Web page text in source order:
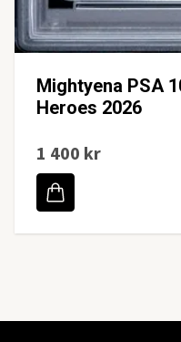
Mightyena PSA
Heroes 2026
1 400 kr